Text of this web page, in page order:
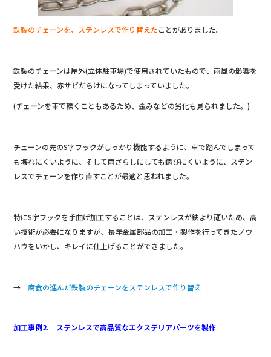
鉄製のチェーンを、ステンレスで作り替えたことがありました。
鉄製のチェーンは屋外(立体駐車場)で使用されていたもので、雨風の影響を
受けた結果、赤サビだらけになってしまっていました。
(チェーンを車で轢くこともあるため、歪みなどの劣化も見られました。)
チェーンの先のS字フックがしっかり機能するように、車で踏んでしまって
も壊れにくいように、そして雨ざらしにしても錆びにくいように、ステン
レスでチェーンを作り直すことが最適と思われました。
特にS字フックを手曲げ加工することは、ステンレスが鉄より硬いため、高
い技術が必要になりますが、長年金属部品の加工・製作を行ってきたノウ
ハウをいかし、キレイに仕上げることができました。
→ 腐食の進んだ鉄製のチェーンをステンレスで作り替え
加工事例2. ステンレスで高品質なエクステリアパーツを製作